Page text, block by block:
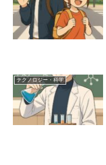
テクノロジー・科学